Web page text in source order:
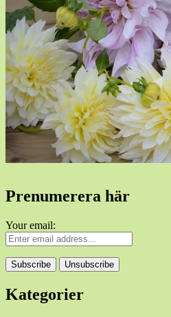
Prenumerera här
Your email:
Kategorier